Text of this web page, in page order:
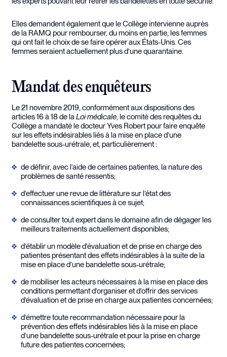
Elles demandent également que le Collège intervienne auprès
de la RAMQ pour rembourser, du moins en partie, les femmes
qui ont fait le choix de se faire opérer aux États-Unis. Ces
femmes seraient actuellement plus d’une quarantaine.
Mandat des enquêteurs
Le 21 novembre 2019, conformément aux dispositions des
articles 16 à 18 de laLoi médicale, le comité des requêtes du
Collège a mandaté le docteur Yves Robert pour faire enquête
sur les effets indésirables liés à la mise en place d’une
bandelette sous-urétrale, et, particulièrement :
de définir, avec l’aide de certaines patientes, la nature des
problèmes de santé ressentis;
d’effectuer une revue de littérature sur l’état des
connaissances scientifiques à ce sujet;
de consulter tout expert dans le domaine afin de dégager les
meilleurs traitements actuellement disponibles;
d’établir un modèle d’évaluation et de prise en charge des
patientes présentant des effets indésirables à la suite de la
mise en place d’une bandelette sous-urétrale;
de mobiliser les acteurs nécessaires à la mise en place des
conditions permettant d’organiser et d’offrir des services
d’évaluation et de prise en charge aux patientes concernées;
d’émettre toute recommandation nécessaire pour la
prévention des effets indésirables liés à la mise en place
d’une bandelette sous-urétrale et pour la prise en charge
future des patientes concernées;